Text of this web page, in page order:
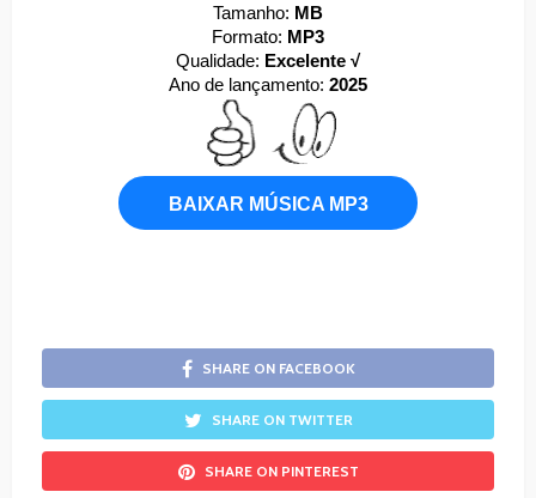
Tamanho: MB
Formato: MP3
Qualidade: Excelente √
Ano de lançamento: 2025
BAIXAR MÚSICA MP3
SHARE ON FACEBOOK
SHARE ON TWITTER
SHARE ON PINTEREST